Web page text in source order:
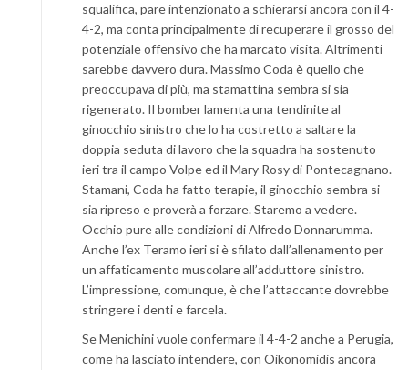
squalifica, pare intenzionato a schierarsi ancora con il 4-
4-2, ma conta principalmente di recuperare il grosso del
potenziale offensivo che ha marcato visita. Altrimenti
sarebbe davvero dura. Massimo Coda è quello che
preoccupava di più, ma stamattina sembra si sia
rigenerato. Il bomber lamenta una tendinite al
ginocchio sinistro che lo ha costretto a saltare la
doppia seduta di lavoro che la squadra ha sostenuto
ieri tra il campo Volpe ed il Mary Rosy di Pontecagnano.
Stamani, Coda ha fatto terapie, il ginocchio sembra si
sia ripreso e proverà a forzare. Staremo a vedere.
Occhio pure alle condizioni di Alfredo Donnarumma.
Anche l’ex Teramo ieri si è sfilato dall’allenamento per
un affaticamento muscolare all’adduttore sinistro.
L’impressione, comunque, è che l’attaccante dovrebbe
stringere i denti e farcela.
Se Menichini vuole confermare il 4-4-2 anche a Perugia,
come ha lasciato intendere, con Oikonomidis ancora